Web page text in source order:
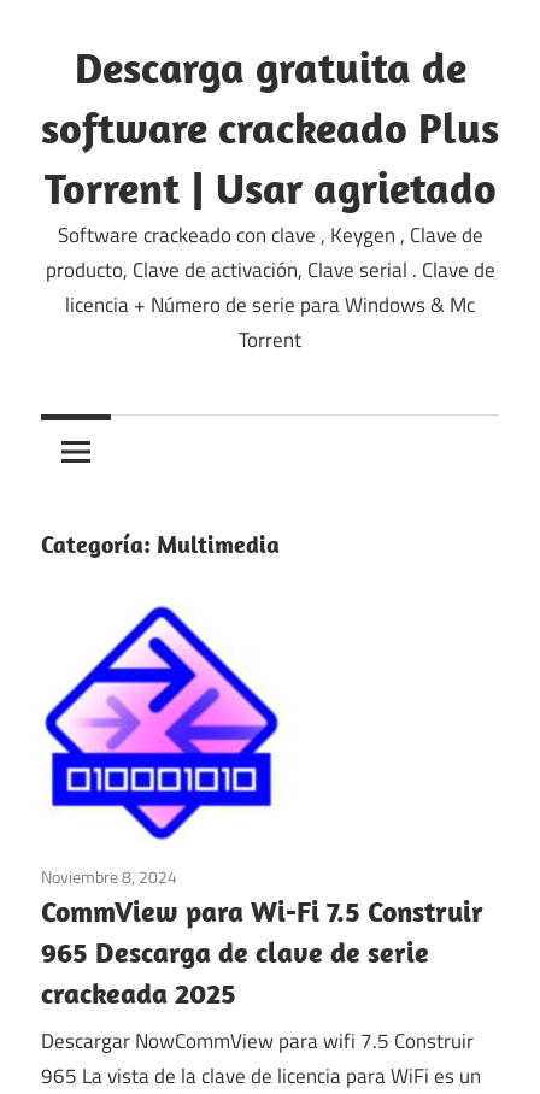
contenido
Descarga gratuita de
software crackeado Plus
Torrent | Usar agrietado
Software crackeado con clave , Keygen , Clave de
producto, Clave de activación, Clave serial . Clave de
licencia + Número de serie para Windows & Mc
Torrent
Categoría: Multimedia
Noviembre 8, 2024
CommView para Wi-Fi 7.5 Construir
965 Descarga de clave de serie
crackeada 2025
Descargar NowCommView para wifi 7.5 Construir
965 La vista de la clave de licencia para WiFi es un